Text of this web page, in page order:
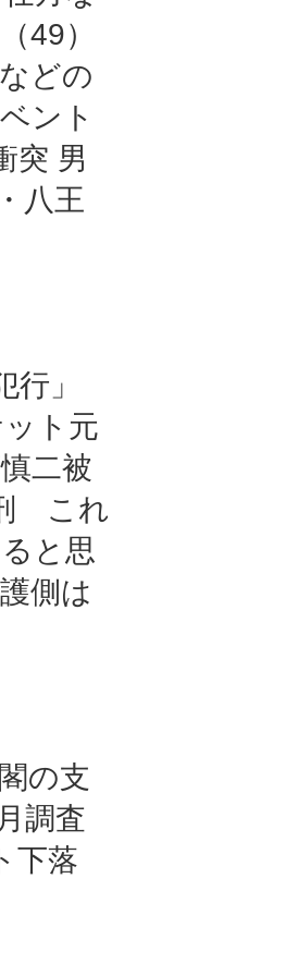
49）
どの
ント
突 男
八王
行」
ト元
二被
これ
と思
側は
の支
調査
下落